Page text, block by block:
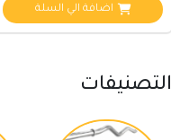
اضافة الي السلة
التصنيفات